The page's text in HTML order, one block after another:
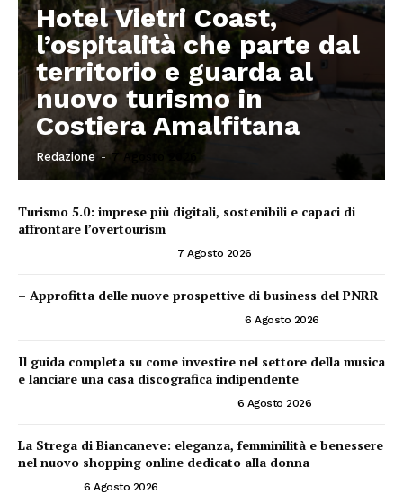
Hotel Vietri Coast,
l’ospitalità che parte dal
territorio e guarda al
nuovo turismo in
Costiera Amalfitana
Redazione - 7 Agosto 2026
Turismo 5.0: imprese più digitali, sostenibili e capaci di
affrontare l’overtourism
7 Agosto 2026
– Approfitta delle nuove prospettive di business del PNRR
6 Agosto 2026
Il guida completa su come investire nel settore della musica
e lanciare una casa discografica indipendente
6 Agosto 2026
La Strega di Biancaneve: eleganza, femminilità e benessere
nel nuovo shopping online dedicato alla donna
6 Agosto 2026